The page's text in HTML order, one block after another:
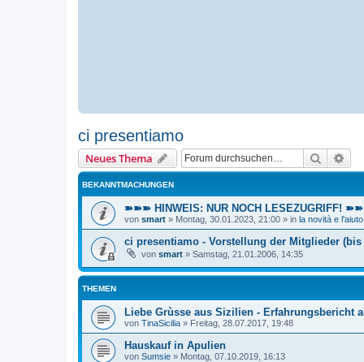
ci presentiamo
Neues Thema Suche
BEKANNTMACHUNGEN
➽➽➽ HINWEIS: NUR NOCH LESEZUGRIFF!
von smart » Montag, 30.01.2023, 21:00 » in la novità e l'aiuto
ci presentiamo - Vorstellung der Mitglieder (bis
von smart » Samstag, 21.01.2006, 14:35
THEMEN
Liebe Grùsse aus Sizilien - Erfahrungsbericht
von TinaSicilia » Freitag, 28.07.2017, 19:48
Hauskauf in Apulien
von Sumsie » Montag, 07.10.2019, 16:13